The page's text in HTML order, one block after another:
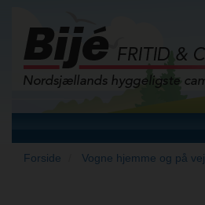
Forside
Vogne hjemme og på vej